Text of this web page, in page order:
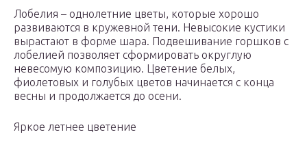
Лобелия – однолетние цветы, которые хорошо
развиваются в кружевной тени. Невысокие кустики
вырастают в форме шара. Подвешивание горшков с
лобелией позволяет сформировать округлую
невесомую композицию. Цветение белых,
фиолетовых и голубых цветов начинается с конца
весны и продолжается до осени.
Яркое летнее цветение